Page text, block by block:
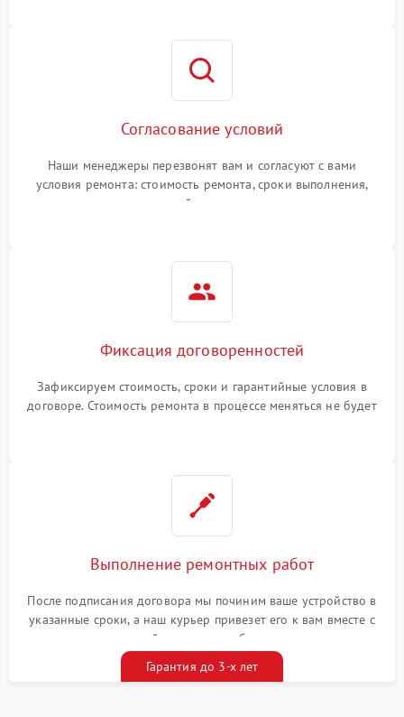
Согласование условий
Наши менеджеры перезвонят вам и согласуют с вами
условия ремонта: стоимость ремонта, сроки выполнения,
гарантийные условия
Фиксация договоренностей
Зафиксируем стоимость, сроки и гарантийные условия в
договоре. Стоимость ремонта в процессе меняться не будет
Выполнение ремонтных работ
После подписания договора мы починим ваше устройство в
указанные сроки, а наш курьер привезет его к вам вместе с
гарантийным талоном бесплатно
Гарантия до 3-х лет